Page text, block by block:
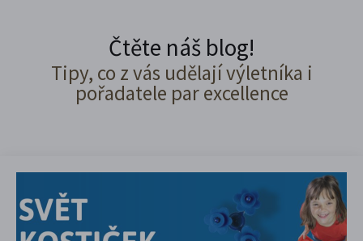
Čtěte náš blog!
Tipy, co z vás udělají výletníka i
pořadatele par excellence